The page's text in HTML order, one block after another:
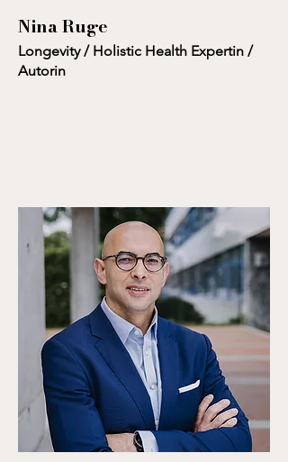
Nina Ruge
Longevity / Holistic Health Expertin /
Autorin